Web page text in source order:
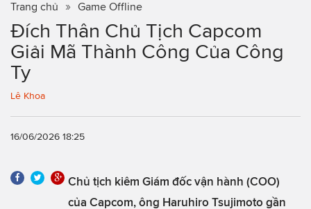
Trang chủ Game Offline
Đích Thân Chủ Tịch Capcom
Giải Mã Thành Công Của Công
Ty
Lê Khoa
16/06/2026 18:25
Chủ tịch kiêm Giám đốc vận hành (COO)
của Capcom, ông Haruhiro Tsujimoto gần